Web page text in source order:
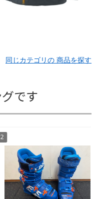
同じカテゴリの 商品を探す
です